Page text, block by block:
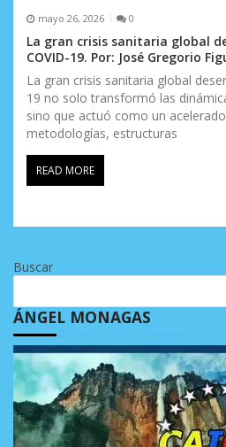
mayo 26, 2026 0
La gran crisis sanitaria global
COVID-19. Por: José Gregorio
La gran crisis sanitaria global
19 no solo transformó las
sino que actuó como un
metodologías, estructuras
READ MORE
Buscar
ÁNGEL MONAGAS